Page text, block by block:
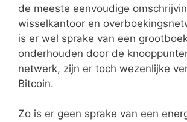
de meeste eenvoudige
wisselkantoor en
is er wel sprake van een
onderhouden door de
netwerk, zijn er toch wezenlijke
Bitcoin.
Zo is er geen sprake van een